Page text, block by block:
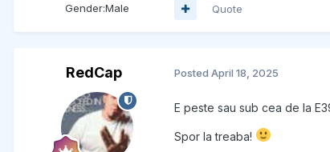
Gender:Male Quote
RedCap Posted April 18, 2025
E peste sau sub cea de la
Spor la treaba!